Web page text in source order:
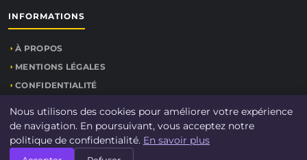
INFORMATIONS
À PROPOS
MENTIONS LÉGALES
CONFIDENTIALITÉ
Nous utilisons des cookies pour améliorer votre expérience
de navigation. En poursuivant, vous acceptez notre
politique de confidentialité. En savoir plus